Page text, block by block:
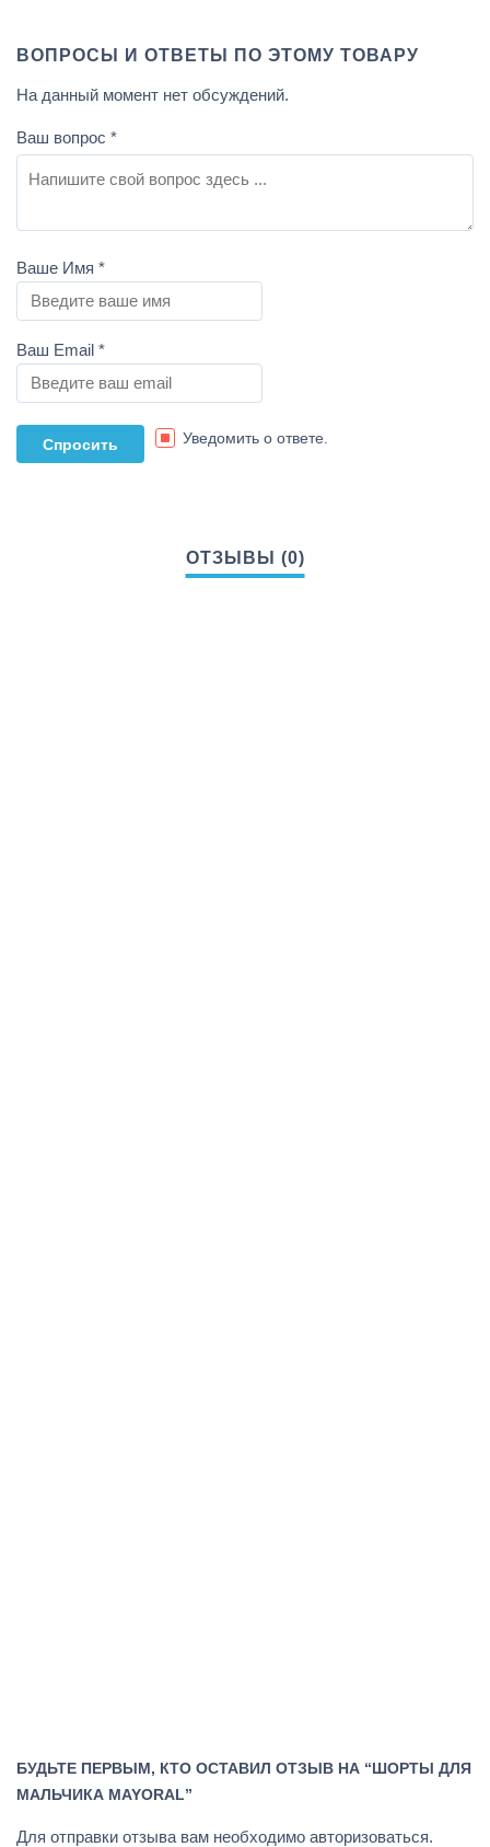
ВОПРОСЫ И ОТВЕТЫ ПО ЭТОМУ ТОВАРУ
На данный момент нет обсуждений.
Ваш вопрос *
Ваше Имя *
Ваш Email *
Уведомить о ответе.
БУДЬТЕ ПЕРВЫМ, КТО ОСТАВИЛ ОТЗЫВ НА “ШОРТЫ ДЛЯ
МАЛЬЧИКА MAYORAL”
Для отправки отзыва вам необходимо авторизоваться.